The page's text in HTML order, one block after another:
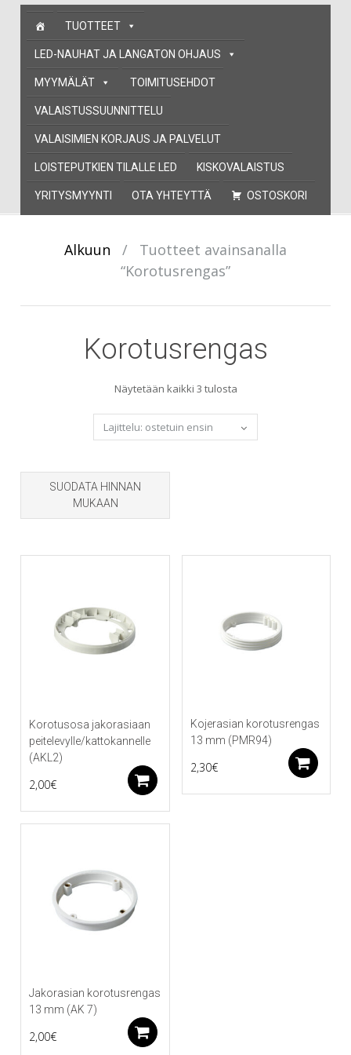
Skip
content
TUOTTEET
LED-NAUHAT JA LANGATON OHJAUS
MYYMÄLÄT TOIMITUSEHDOT
VALAISTUSSUUNNITTELU
VALAISIMIEN KORJAUS JA PALVELUT
LOISTEPUTKIEN TILALLE LED KISKOVALAISTUS
YRITYSMYYNTI OTA YHTEYTTÄ OSTOSKORI
Alkuun /
Tuotteet avainsanalla
“Korotusrengas”
Korotusrengas
Näytetään kaikki 3 tulostaSorted
by
popularity
SUODATA HINNAN
MUKAAN
Korotusosa jakorasiaan
peitelevylle/kattokannelle
(AKL2)
2,00€
Kojerasian korotusrengas
13 mm (PMR94)
2,30€
Jakorasian korotusrengas
13 mm (AK 7)
2,00€